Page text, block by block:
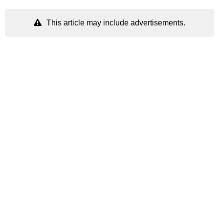
This article may include advertisements.